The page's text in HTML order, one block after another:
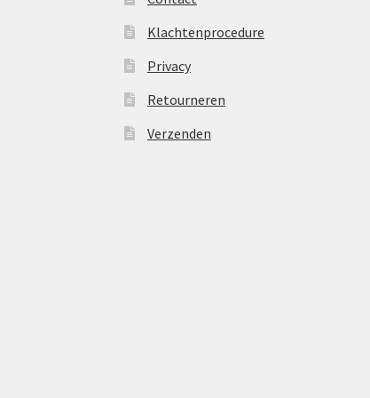
Klachtenprocedure
Privacy
Retourneren
Verzenden